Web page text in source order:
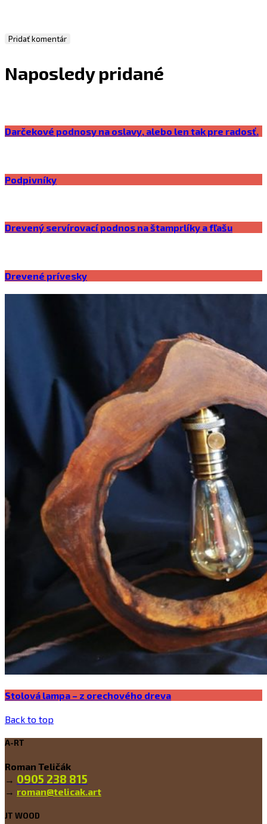
Naposledy pridané
Darčekové podnosy na oslavy, alebo len tak pre radosť.
Podpivníky
Drevený servírovací podnos na štamprlíky a fľašu
Drevené prívesky
Stolová lampa – z orechového dreva
Back to top
A-RT
Roman Teličák
→ 0905 238 815
→ roman@telicak.art
JT WOOD